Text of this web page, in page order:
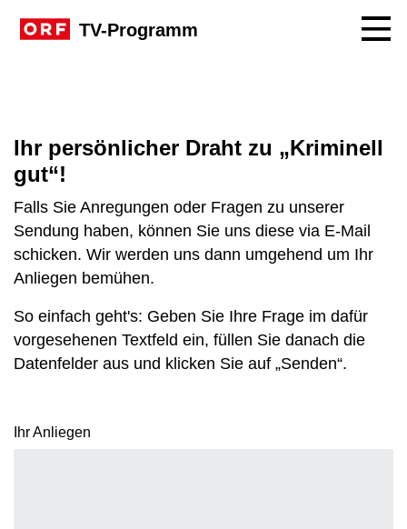
TV-Programm
Ihr persönlicher Draht zu „Kriminell
gut“!
Falls Sie Anregungen oder Fragen zu unserer
Sendung haben, können Sie uns diese via E-Mail
schicken. Wir werden uns dann umgehend um Ihr
Anliegen bemühen.
So einfach geht's: Geben Sie Ihre Frage im dafür
vorgesehenen Textfeld ein, füllen Sie danach die
Datenfelder aus und klicken Sie auf „Senden“.
Ihr Anliegen